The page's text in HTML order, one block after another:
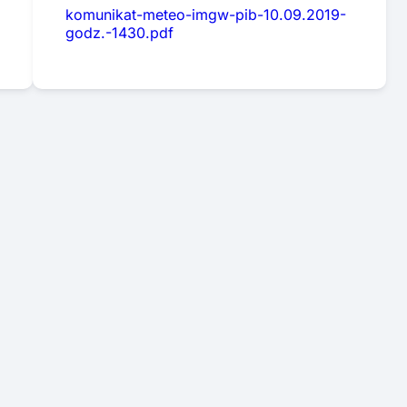
komunikat-meteo-imgw-pib-10.09.2019-
godz.-1430.pdf